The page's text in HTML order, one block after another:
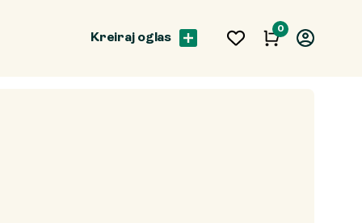
0
Kreiraj oglas